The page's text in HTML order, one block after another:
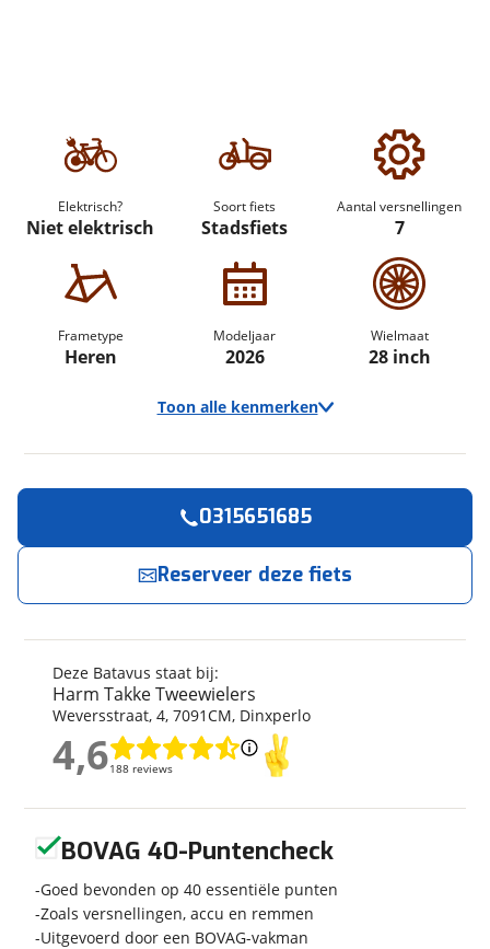
Elektrisch?
Niet elektrisch
Soort fiets
Stadsfiets
Aantal versnellingen
7
Frametype
Heren
Modeljaar
2026
Wielmaat
28 inch
Toon alle kenmerken
Batavus
Model
Senz Comfort
Frametype
Heren
Framehoogte
65 cm
Wielmaat
28 inch
Nieuw of occasion
Nieuw
Techniek
Transmissie
Naaf
Deze Batavus staat bij:
Harm Takke Tweewielers
Weversstraat, 4, 7091CM, Dinxperlo
4,6188 reviews
4,6
0315651685
Reserveer deze fiets
nu!
Harm Takke Tweewielers neemt snel contact
Naam
BOVAG 40-Puntencheck
Goed bevonden op 40 essentiële punten
Zoals versnellingen, accu en remmen
Uitgevoerd door een BOVAG-vakman